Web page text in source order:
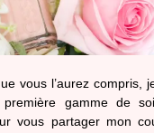
vous l’aurez compris,
gamme de
vous partager mon